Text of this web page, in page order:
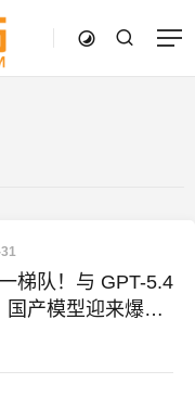
梯队！与 GPT-5.4
国产模型迎来爆发